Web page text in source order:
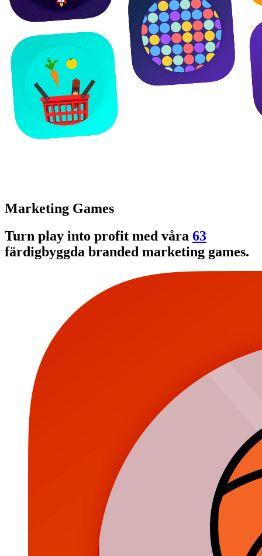
Marketing Games
Turn play into profit med våra 63
färdigbyggda branded marketing games.